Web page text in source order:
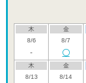
木
8/6
-
金
8/7
木
8/13
金
8/14